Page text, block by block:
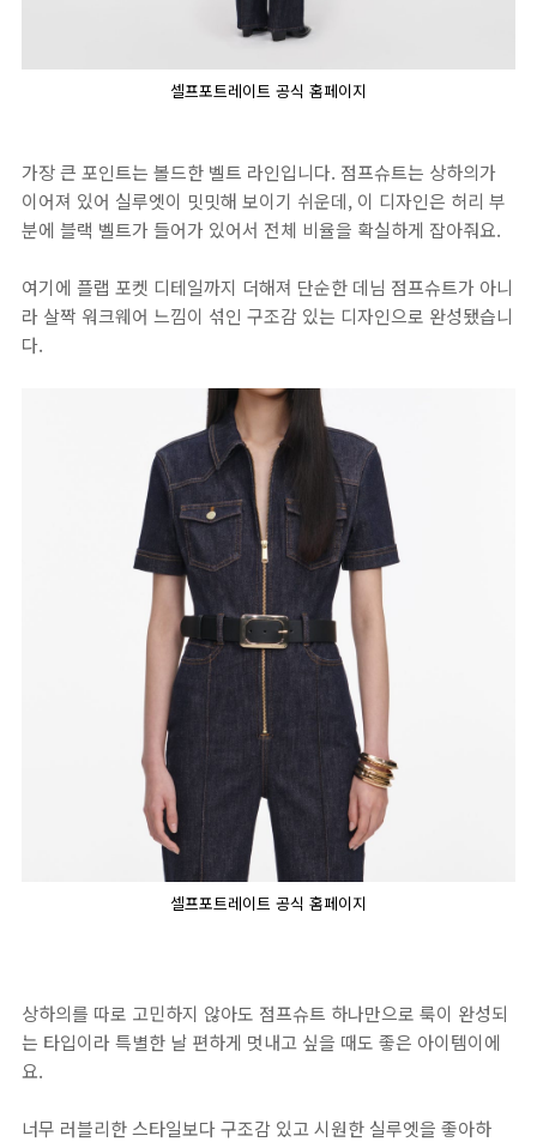
셀프포트레이트 공식 홈페이지
가장 큰 포인트는 볼드한 벨트 라인입니다. 점프슈트는 상하의가
이어져 있어 실루엣이 밋밋해 보이기 쉬운데, 이 디자인은 허리 부
분에 블랙 벨트가 들어가 있어서 전체 비율을 확실하게 잡아줘요.
여기에 플랩 포켓 디테일까지 더해져 단순한 데님 점프슈트가 아니
라 살짝 워크웨어 느낌이 섞인 구조감 있는 디자인으로 완성됐습니
다.
셀프포트레이트 공식 홈페이지
상하의를 따로 고민하지 않아도 점프슈트 하나만으로 룩이 완성되
는 타입이라 특별한 날 편하게 멋내고 싶을 때도 좋은 아이템이에
요.
너무 러블리한 스타일보다 구조감 있고 시원한 실루엣을 좋아하